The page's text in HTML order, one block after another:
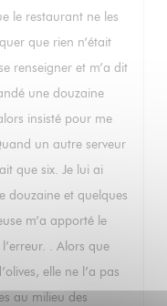
le restaurant ne les
que rien n’était
renseigner et m’a dit
une douzaine
insisté pour me
un autre serveur
que six. Je lui ai
douzaine et quelques
m’a apporté le
. Alors que
elle ne l’a pas
au milieu des